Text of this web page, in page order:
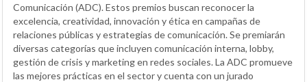
Comunicación (ADC). Estos premios buscan reconocer la
excelencia, creatividad, innovación y ética en campañas de
relaciones públicas y estrategias de comunicación. Se premiarán
diversas categorías que incluyen comunicación interna, lobby,
gestión de crisis y marketing en redes sociales. La ADC promueve
las mejores prácticas en el sector y cuenta con un jurado